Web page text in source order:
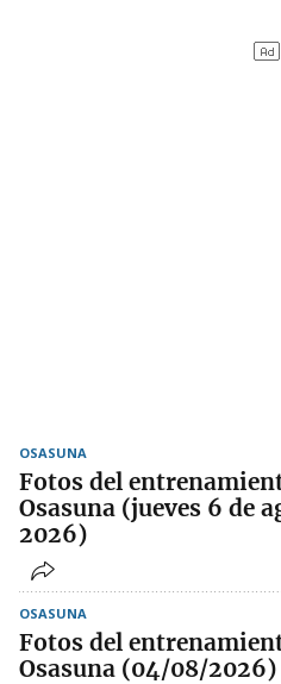
OSASUNA
Fotos del
Osasuna (jueves 6 de
2026)
OSASUNA
Fotos del
Osasuna (04/08/2026)